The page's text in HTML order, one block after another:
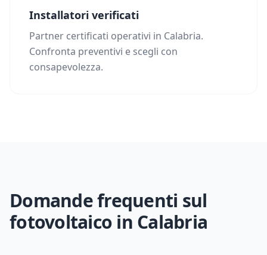
Installatori verificati
Partner certificati operativi in Calabria.
Confronta preventivi e scegli con
consapevolezza.
Domande frequenti sul
fotovoltaico in Calabria